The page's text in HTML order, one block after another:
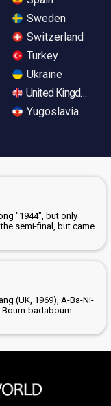
Sweden
Switzerland
Turkey
Ukraine
United Kingdom
Yugoslavia
"1944", but only
semi-final, but came
(UK, 1969), A-Ba-Ni-
Boum-badaboum